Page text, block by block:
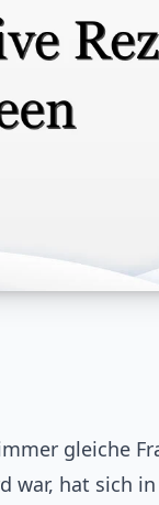
gleiche
war, hat sich